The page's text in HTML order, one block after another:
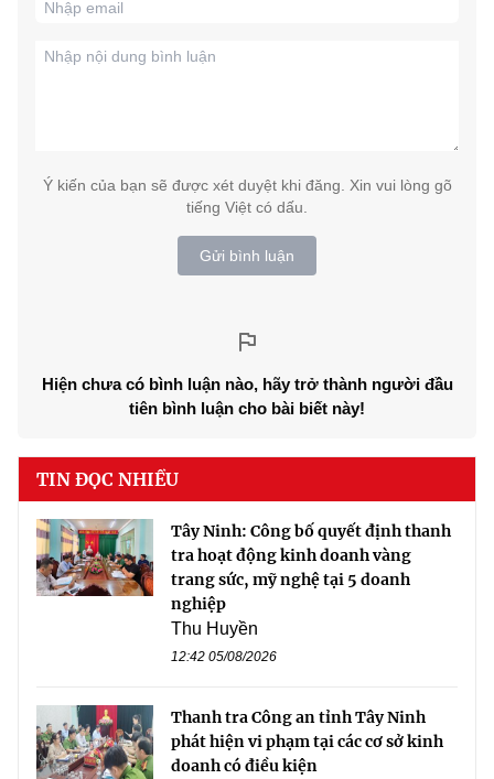
Ý kiến của bạn sẽ được xét duyệt khi đăng. Xin vui lòng gõ
tiếng Việt có dấu.
Gửi bình luận
Hiện chưa có bình luận nào, hãy trở thành người đầu
tiên bình luận cho bài biết này!
TIN ĐỌC NHIỀU
Tây Ninh: Công bố quyết định thanh
tra hoạt động kinh doanh vàng
trang sức, mỹ nghệ tại 5 doanh
nghiệp
Thu Huyền
12:42 05/08/2026
Thanh tra Công an tỉnh Tây Ninh
phát hiện vi phạm tại các cơ sở kinh
doanh có điều kiện